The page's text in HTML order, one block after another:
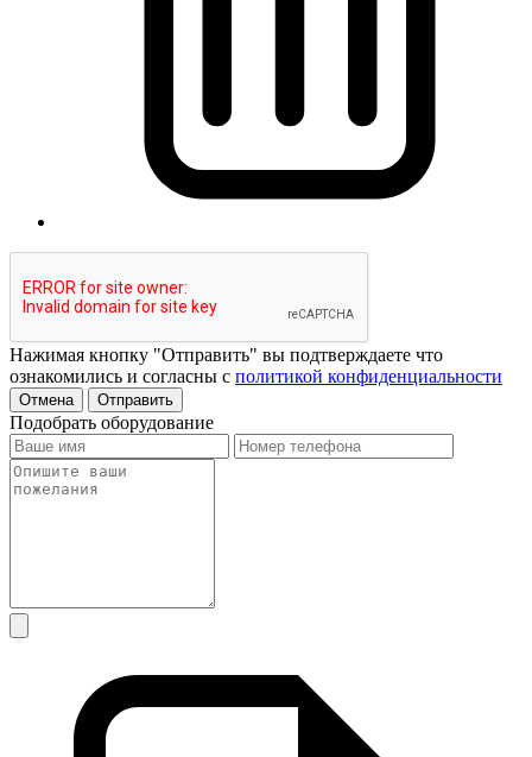
Нажимая кнопку "Отправить" вы подтверждаете что
ознакомились и согласны с политикой конфиденциальности
Отмена Отправить
Подобрать оборудование